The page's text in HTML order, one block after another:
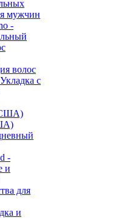
мужчин
-
волос
с
-
и
для
и